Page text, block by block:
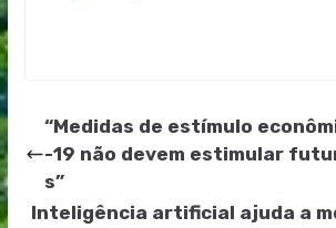
“Medidas de estímulo
-19 não devem estimular
s”
Inteligência artificial ajuda a